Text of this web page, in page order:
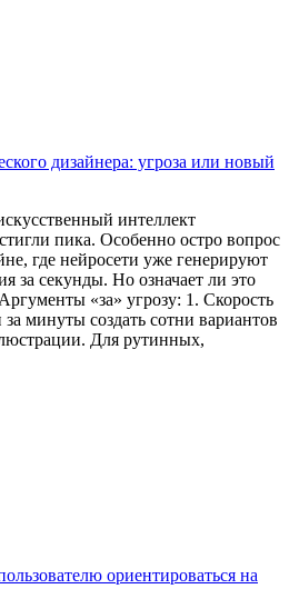
дизайнера: угроза или новый
интеллект
пика. Особенно остро вопрос
где нейросети уже генерируют
за секунды. Но означает ли это
«за» угрозу: 1. Скорость
минуты создать сотни вариантов
Для рутинных,
ориентироваться на